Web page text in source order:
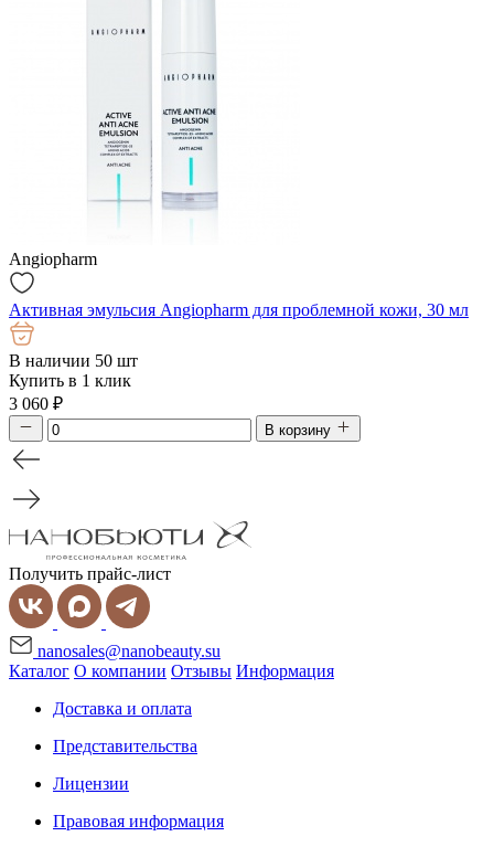
Angiopharm
Активная эмульсия Angiopharm для проблемной кожи, 30 мл
В наличии 50 шт
Купить в 1 клик
3 060 ₽
В корзину
Получить прайс-лист
nanosales@nanobeauty.su
Каталог О компании Отзывы Информация
Доставка и оплата
Представительства
Лицензии
Правовая информация